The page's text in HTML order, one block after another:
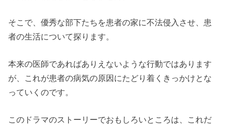
そこで、優秀な部下たちを患者の家に不法侵入させ、患
者の生活について探ります。
本来の医師であればありえないような行動ではあります
が、これが患者の病気の原因にたどり着くきっかけとな
っていくのです。
このドラマのストーリーでおもしろいところは、これだ